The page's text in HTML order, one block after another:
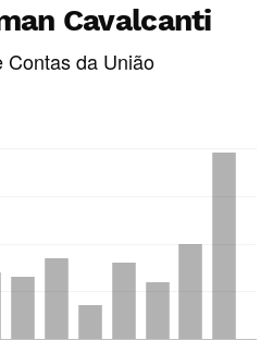
Cavalcanti
Contas da União